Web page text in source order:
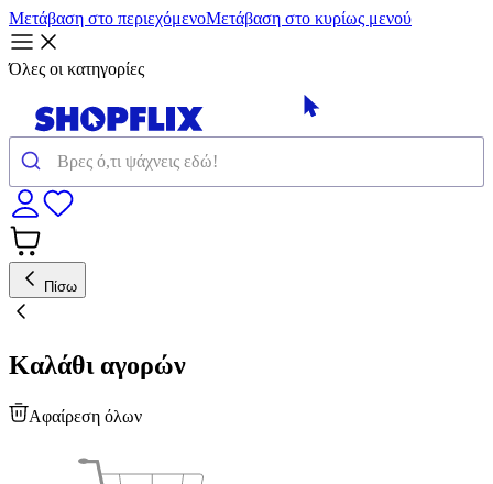
Μετάβαση στο περιεχόμενοΜετάβαση στο κυρίως μενού
Όλες οι κατηγορίες
Πίσω
Καλάθι αγορών
Αφαίρεση όλων